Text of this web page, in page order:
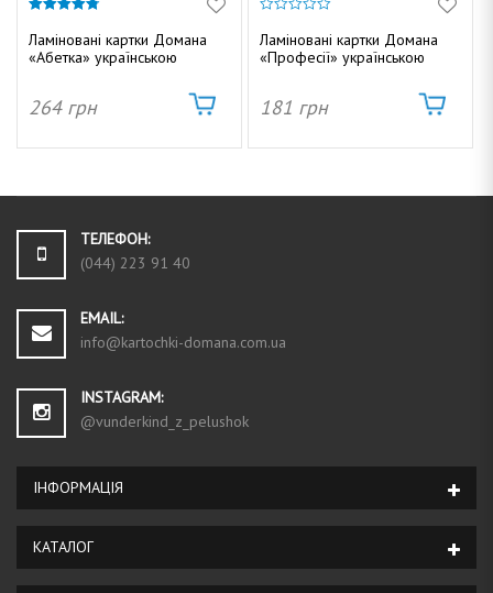
з 5
Ламіновані картки Домана
«Абетка» українською
264 грн
з
5
Ламіновані картки Домана
«Професії» українською
181 грн
ТЕЛЕФОН:
(044) 223 91 40
EMAIL:
info@kartochki-domana.com.ua
INSTAGRAM:
@vunderkind_z_pelushok
ІНФОРМАЦIЯ
КАТАЛОГ